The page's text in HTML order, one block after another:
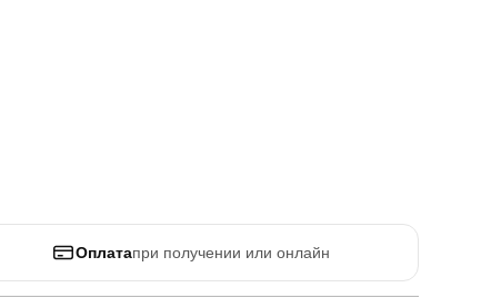
Оплатапри получении или онлайн